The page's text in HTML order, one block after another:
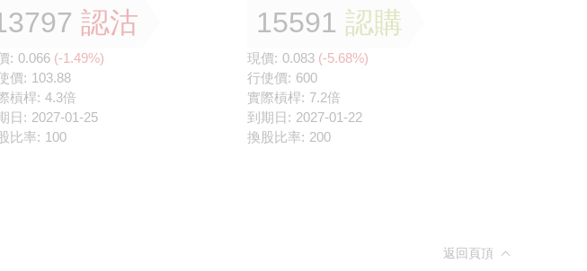
認沽
: 0.066 (-1.49%)
價: 103.88
槓桿: 4.3倍
日: 2027-01-25
比率: 100
15591 認購
現價: 0.083 (-5.68%)
行使價: 600
實際槓桿: 7.2倍
到期日: 2027-01-22
換股比率: 200
返回頁頂